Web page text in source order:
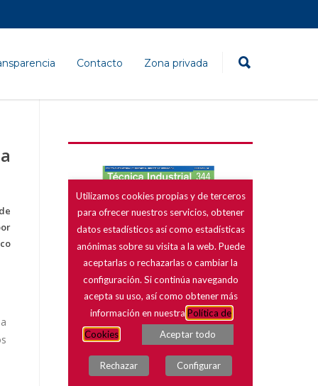
Contacto Zona privada